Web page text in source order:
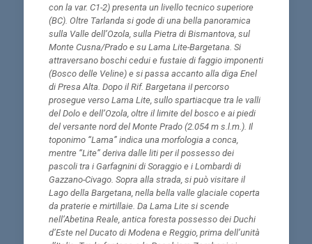
con la var. C1-2) presenta un livello tecnico superiore
(BC). Oltre Tarlanda si gode di una bella panoramica
sulla Valle dell’Ozola, sulla Pietra di Bismantova, sul
Monte Cusna/Prado e su Lama Lite-Bargetana. Si
attraversano boschi cedui e fustaie di faggio imponenti
(Bosco delle Veline) e si passa accanto alla diga Enel
di Presa Alta. Dopo il Rif. Bargetana iI percorso
prosegue verso Lama Lite, sullo spartiacque tra le valli
del Dolo e dell’Ozola, oltre il limite del bosco e ai piedi
del versante nord del Monte Prado (2.054 m s.l.m.). Il
toponimo “Lama” indica una morfologia a conca,
mentre “Lite” deriva dalle liti per il possesso dei
pascoli tra i Garfagnini di Soraggio e i Lombardi di
Gazzano-Civago. Sopra alla strada, si può visitare il
Lago della Bargetana, nella bella valle glaciale coperta
da praterie e mirtillaie. Da Lama Lite si scende
nell’Abetina Reale, antica foresta possesso dei Duchi
d’Este nel Ducato di Modena e Reggio, prima dell’unità